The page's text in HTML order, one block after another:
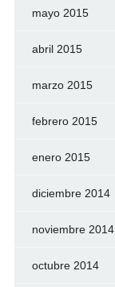
mayo 2015
abril 2015
marzo 2015
febrero 2015
enero 2015
diciembre 2014
noviembre 2014
octubre 2014